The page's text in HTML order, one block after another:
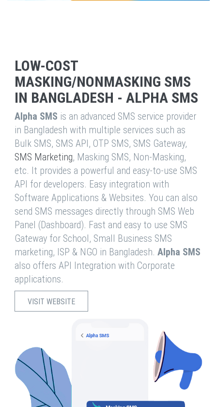
LOW-COST
MASKING/NONMASKING SMS
IN BANGLADESH - ALPHA SMS
Alpha SMS is an advanced SMS service provider
in Bangladesh with multiple services such as
Bulk SMS, SMS API, OTP SMS, SMS Gateway,
SMS Marketing, Masking SMS, Non-Masking,
etc. It provides a powerful and easy-to-use SMS
API for developers. Easy integration with
Software Applications & Websites. You can also
send SMS messages directly through SMS Web
Panel (Dashboard). Fast and easy to use SMS
Gateway for School, Small Business SMS
marketing, ISP & NGO in Bangladesh. Alpha SMS
also offers API Integration with Corporate
applications.
VISIT WEBSITE